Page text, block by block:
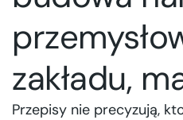
zakładu,
Przepisy nie precyzują,